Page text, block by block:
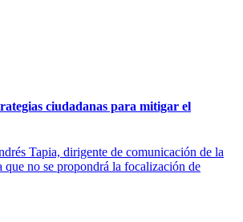
ciudadanas para mitigar el